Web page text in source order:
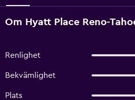
Om Hyatt Place Reno-
Renlighet
Bekvämlighet
Plats